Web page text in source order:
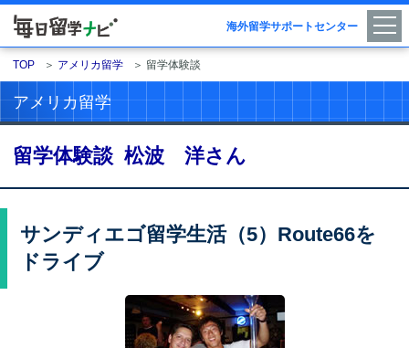
海外留学サポートセンター
TOP ＞ アメリカ留学 ＞ 留学体験談
アメリカ留学
留学体験談 松波 洋さん
サンディエゴ留学生活（5）Route66を
ドライブ